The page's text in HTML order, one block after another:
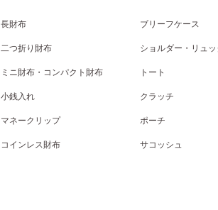
長財布
二つ折り財布
ミニ財布・コンパクト財布
小銭入れ
マネークリップ
コインレス財布
ブリーフケース
ショルダー・リュッ
トート
クラッチ
ポーチ
サコッシュ